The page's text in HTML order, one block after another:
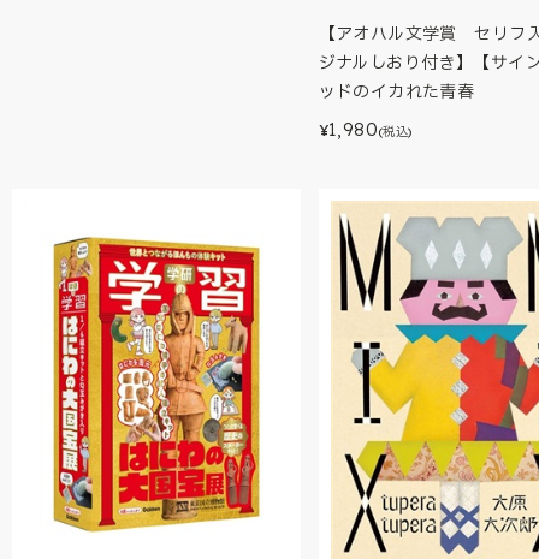
【アオハル文学賞 セリフ
ジナルしおり付き】【サイ
ッドのイカれた青春
¥1,980(税込)